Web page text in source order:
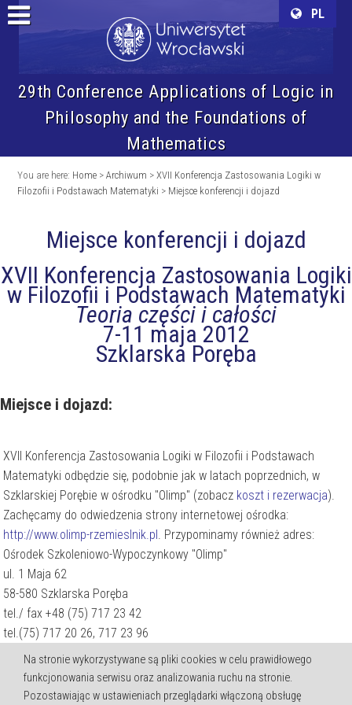
Na stronie wykorzystywane są pliki cookies w celu prawidłowego
funkcjonowania serwisu oraz analizowania ruchu na stronie.
Pozostawiając w ustawieniach przeglądarki włączoną obsługę
PL
29th Conference Applications of Logic in
Philosophy and the Foundations of
Mathematics
You are here: Home >Archiwum >XVII Konferencja Zastosowania Logiki w
Filozofii i Podstawach Matematyki > Miejsce konferencji i dojazd
Miejsce konferencji i dojazd
XVII Konferencja Zastosowania Logiki
w Filozofii i Podstawach Matematyki
Teoria części i całości
7-11 maja 2012
Szklarska Poręba
Miejsce i dojazd:
XVII Konferencja Zastosowania Logiki w Filozofii i Podstawach
Matematyki odbędzie się, podobnie jak w latach poprzednich, w
Szklarskiej Porębie w ośrodku "Olimp" (zobacz koszt i rezerwacja).
Zachęcamy do odwiedzenia strony internetowej ośrodka:
http://www.olimp-rzemieslnik.pl . Przypominamy również adres:
Ośrodek Szkoleniowo-Wypoczynkowy "Olimp"
ul. 1 Maja 62
58-580 Szklarska Poręba
tel./ fax +48 (75) 717 23 42
tel.(75) 717 20 26, 717 23 96
e- mail:
kkozicka@olimp-rzemieslnik.pl
Mini-busz Opola wyjeżdża do Szklarskiej Poręby 7 maja